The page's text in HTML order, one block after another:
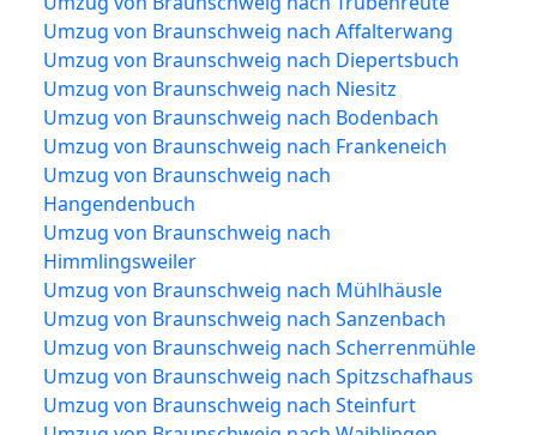
Umzug von Braunschweig nach Affalterwang
Umzug von Braunschweig nach Diepertsbuch
Umzug von Braunschweig nach Niesitz
Umzug von Braunschweig nach Bodenbach
Umzug von Braunschweig nach Frankeneich
Umzug von Braunschweig nach
Hangendenbuch
Umzug von Braunschweig nach
Himmlingsweiler
Umzug von Braunschweig nach Mühlhäusle
Umzug von Braunschweig nach Sanzenbach
Umzug von Braunschweig nach Scherrenmühle
Umzug von Braunschweig nach Spitzschafhaus
Umzug von Braunschweig nach Steinfurt